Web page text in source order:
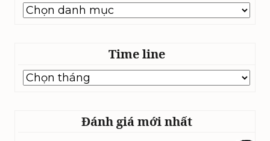
Mục
lục
Time line
Time
line
Đánh giá mới nhất